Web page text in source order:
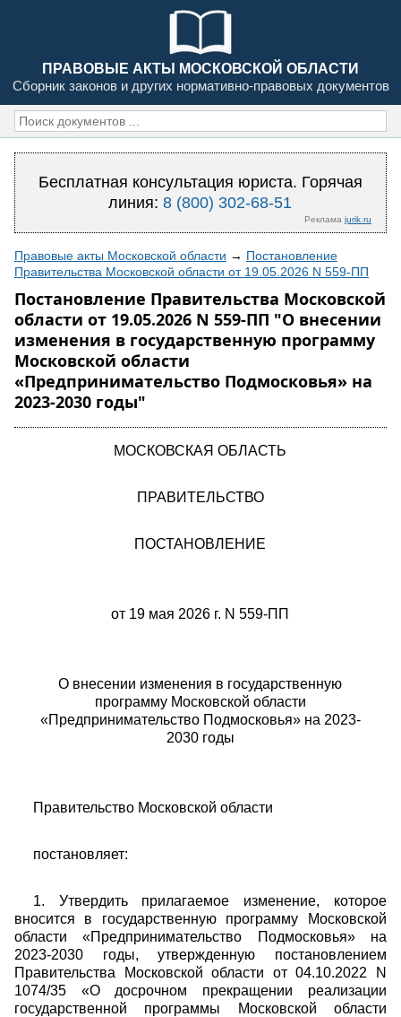
ПРАВОВЫЕ АКТЫ МОСКОВСКОЙ ОБЛАСТИ
Сборник законов и других нормативно-правовых документов
Бесплатная консультация юриста. Горячая
линия:8 (800) 302-68-51
Реклама jurik.ru
Правовые акты Московской области → Постановление
Правительства Московской области от 19.05.2026 N 559-ПП
Постановление Правительства Московской
области от 19.05.2026 N 559-ПП "О внесении
изменения в государственную программу
Московской области
«Предпринимательство Подмосковья» на
2023-2030 годы"
МОСКОВСКАЯ ОБЛАСТЬ
ПРАВИТЕЛЬСТВО
ПОСТАНОВЛЕНИЕ
от 19 мая 2026 г. N 559-ПП
О внесении изменения в государственную
программу Московской области
«Предпринимательство Подмосковья» на 2023-
2030 годы
Правительство Московской области
постановляет:
1. Утвердить прилагаемое изменение, которое
вносится в государственную программу Московской
области «Предпринимательство Подмосковья» на
2023-2030 годы, утвержденную постановлением
Правительства Московской области от 04.10.2022 N
1074/35 «О досрочном прекращении реализации
государственной программы Московской области